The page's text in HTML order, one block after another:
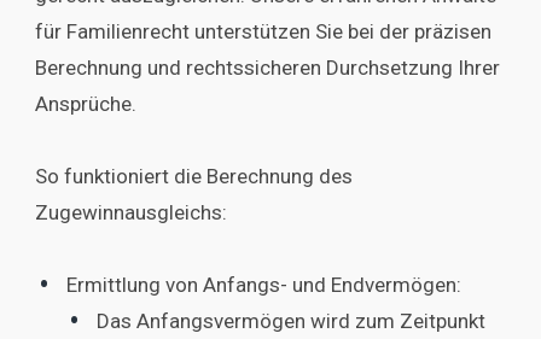
für Familienrecht unterstützen Sie bei der präzisen
Berechnung und rechtssicheren Durchsetzung Ihrer
Ansprüche.
So funktioniert die Berechnung des
Zugewinnausgleichs:
Ermittlung von Anfangs- und Endvermögen:
Das Anfangsvermögen wird zum Zeitpunkt